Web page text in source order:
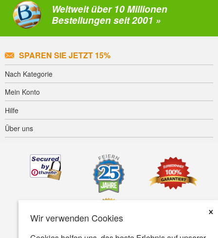
Wir verwenden Cookies
×
Weltweit über 10 Millionen
Bestellungen seit 2001 »
SPAREN SIE JETZT 15%
Nach Kategorie
Mein Konto
Hilfe
Über uns